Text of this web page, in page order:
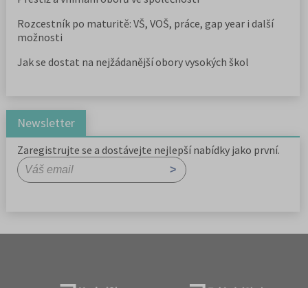
Rozcestník po maturitě: VŠ, VOŠ, práce, gap year i další
možnosti
Jak se dostat na nejžádanější obory vysokých škol
Newsletter
Zaregistrujte se a dostávejte nejlepší nabídky jako první.